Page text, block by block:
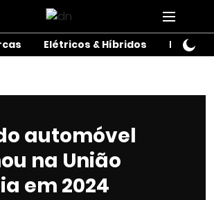
Elétricos & Híbridos Motos
automóvel
na União
em 2024